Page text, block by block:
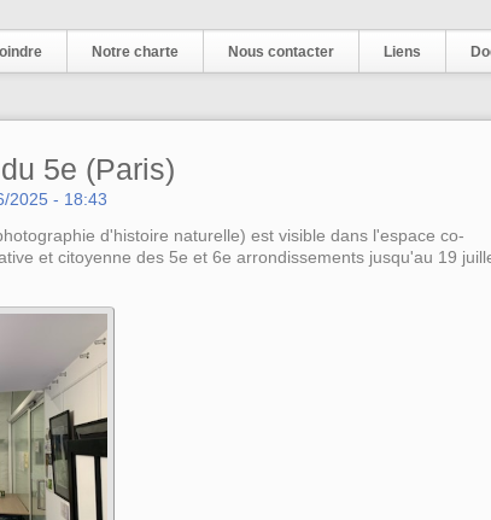
Notre charte Nous contacter Liens
5e (Paris)
2025 - 18:43
d'histoire naturelle) est visible dans l'espace co-
et citoyenne des 5e et 6e arrondissements jusqu'au 19